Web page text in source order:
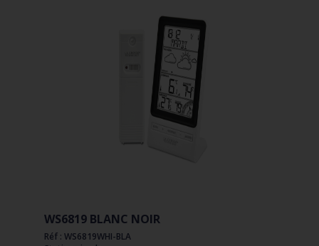
WS6819 BLANC NOIR
Réf : WS6819WHI-BLA